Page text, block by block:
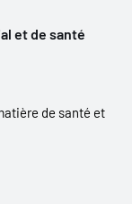
et de santé
de santé et